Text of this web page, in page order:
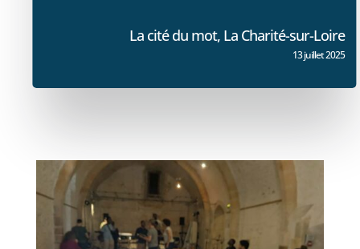
La cité du mot, La Charité-sur-Loire
13 juillet 2025